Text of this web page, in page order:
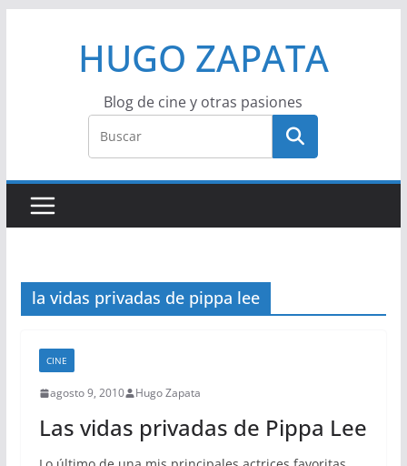
HUGO ZAPATA
Blog de cine y otras pasiones
la vidas privadas de pippa lee
CINE
agosto 9, 2010 Hugo Zapata
Las vidas privadas de Pippa Lee